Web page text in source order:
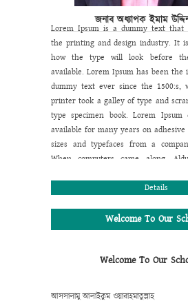
জনাব অধ্যাপক ইমাম
Lorem Ipsum is a dummy text that
the printing and design industry. It
how the type will look before
available. Lorem Ipsum has been the
dummy text ever since the 1500:s,
printer took a galley of type and
type specimen book. Lorem Ipsum
available for many years on
sizes and typefaces from a
When computers came along,
now see it wherever designers,
are at work. They use it daily
such as Adobe Photoshop, Paint
the printing and design industry. It
Details
Welcome To Our
Welcome To Our
আসসালামু আলাইকুম ওয়ারাহমাতুল্লাহ